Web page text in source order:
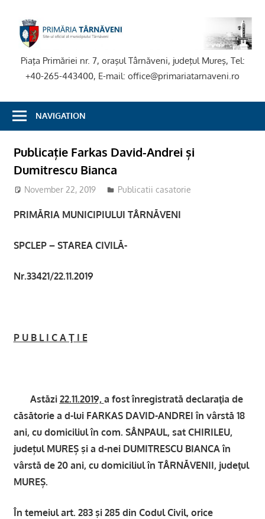
content
Piaţa Primăriei nr. 7, oraşul Târnăveni, judeţul Mureş, Tel:
+40-265-443400, E-mail: office@primariatarnaveni.ro
NAVIGATION
Publicație Farkas David-Andrei și
Dumitrescu Bianca
November 22, 2019 stciv
Publicatii casatorie
PRIMĂRIA MUNICIPIULUI TÂRNĂVENI
SPCLEP – STAREA CIVILĂ-
Nr.33421/22.11.2019
P U B L I C A Ţ I E
Astăzi 22.11.2019, a fost înregistrată declaraţia de
căsătorie a d-lui FARKAS DAVID-ANDREI în vârstă 18
ani, cu domiciliul în com. SÂNPAUL, sat CHIRILEU,
județul MUREȘ şi a d-nei DUMITRESCU BIANCA în
vârstă de 20 ani, cu domiciliul în TÂRNĂVENII, judeţul
MUREȘ.
În temeiul art. 283 şi 285 din Codul Civil, orice